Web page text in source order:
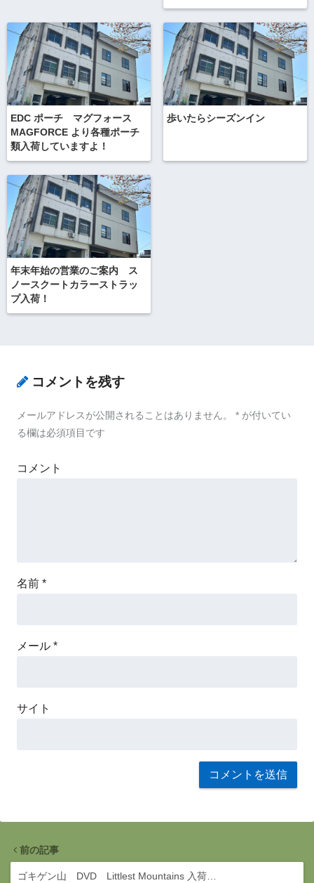
EDC ポーチ マグフォース
MAGFORCE より各種ポーチ
類入荷していますよ！
歩いたらシーズンイン
年末年始の営業のご案内 ス
ノースクートカラーストラッ
プ入荷！
コメントを残す
メールアドレスが公開されることはありません。 * が付いてい
る欄は必須項目です
コメント
名前 *
メール *
サイト
前の記事
ゴキゲン山 DVD Littlest Mountains 入荷…